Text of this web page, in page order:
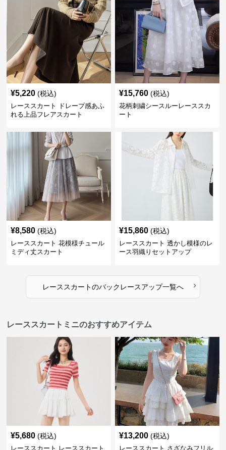
¥5,220 (税込)
レーススカート ドレープ感あふ
れる上品フレアスカート
¥15,760 (税込)
花柄刺繍シースルーレーススカ
ート
¥8,580 (税込)
レーススカート 花模様チュール
ミディ丈スカート
¥15,860 (税込)
レーススカート 透かし模様のレ
ース羽織りセットアップ
レーススカートのバックレースアップ一覧へ ›
レーススカートミニのおすすめアイテム
¥5,680 (税込)
レーススカート レーススカート
¥13,200 (税込)
レーススカート さざなみフリル